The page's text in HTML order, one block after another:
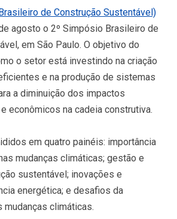
de Construção Sustentável)
agosto o 2º Simpósio Brasileiro de
em São Paulo. O objetivo do
o setor está investindo na criação
e na produção de sistemas
a diminuição dos impactos
econômicos na cadeia construtiva.
em quatro painéis: importância
mudanças climáticas; gestão e
sustentável; inovações e
energética; e desafios da
climáticas.